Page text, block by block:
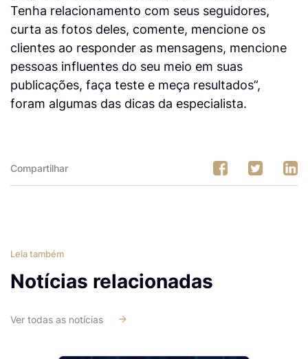
Tenha relacionamento com seus seguidores,
curta as fotos deles, comente, mencione os
clientes ao responder as mensagens, mencione
pessoas influentes do seu meio em suas
publicações, faça teste e meça resultados”,
foram algumas das dicas da especialista.
Compartilhar
Leia também
Notícias relacionadas
Ver todas as notícias